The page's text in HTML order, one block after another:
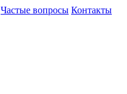
Частые вопросы Контакты